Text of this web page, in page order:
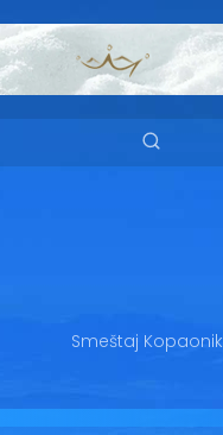
Smeštaj Kopaonik